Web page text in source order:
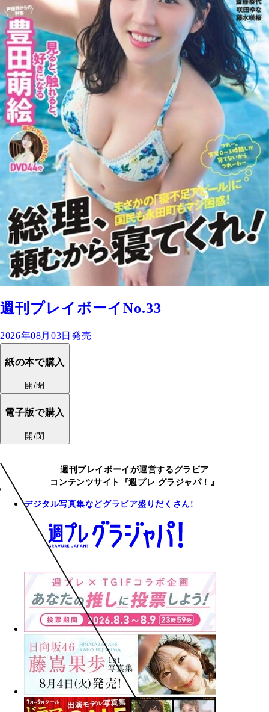
週刊プレイボーイNo.33
2026年08月03日発売
紙の本で購入
開/閉
電子版で購入
開/閉
週刊プレイボーイが運営するグラビア
コンテンツサイト『週プレ グラジャパ！』
デジタル写真集などグラビア盛りだくさん!